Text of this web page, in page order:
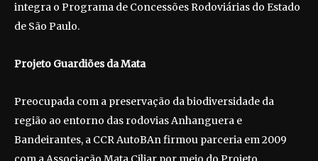
integra o Programa de Concessões Rodoviárias do Estado
de São Paulo.
Projeto Guardiões da Mata
Preocupada com a preservação da biodiversidade da
região ao entorno das rodovias Anhanguera e
Bandeirantes, a CCR AutoBAn firmou parceria em 2009